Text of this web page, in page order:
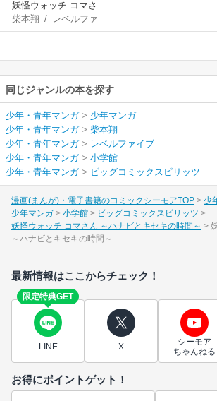
妖怪ウォッチ コマさ
ん ～ハナビとキセキ
の時間～
柴本翔 / レベルファ
イブ
同じジャンルの本を探す
少年・青年マンガ> 少年マンガ
少年・青年マンガ> 柴本翔
少年・青年マンガ> レベルファイブ
少年・青年マンガ> 小学館
少年・青年マンガ> ビッグコミックスピリッツ
漫画(まんが)・電子書籍のコミックシーモアTOP
少
少年マンガ
小学館
ビッグコミックスピリッツ
妖怪ウォッチ コマさん ～ハナビとキセキの時間～
～ハナビとキセキの時間～
最新情報はここからチェック！
限定特典GET
LINE X
シーモア
ちゃんねる
お得にポイントゲット！